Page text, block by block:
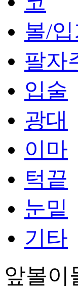
볼/
팔자
입술
광대
이마
턱끝
눈밑
기타
앞볼이